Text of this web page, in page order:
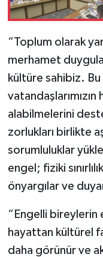
“Toplum olarak
merhamet
kültüre sahibiz.
vatandaşlarımızın
alabilmelerini
zorlukları birlikte
sorumluluklar
engel; fiziki
önyargılar ve
“Engelli bireylerin
hayattan kültürel
daha görünür ve